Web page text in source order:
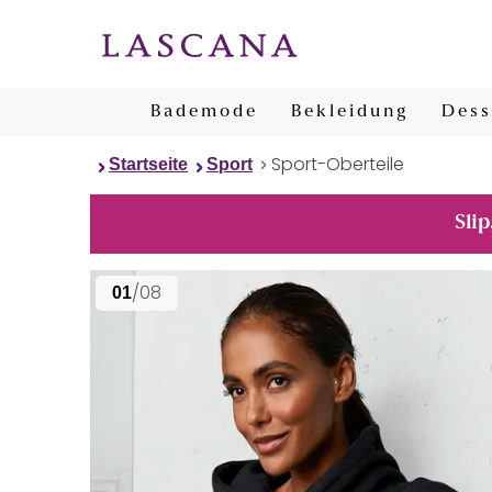
Bademode Bekleidung
Startseite Sport Sport-Oberteile
01/08